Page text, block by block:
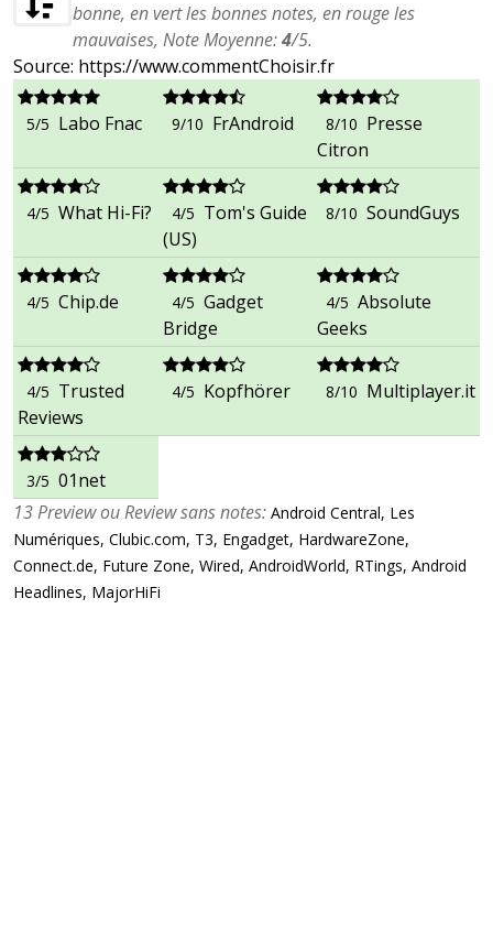
bonne, en vert les bonnes notes, en rouge les
mauvaises, Note Moyenne:4/5.
Source: https://www.commentChoisir.fr
5/5 Labo Fnac 9/10 FrAndroid 8/10 Presse
Citron
4/5 What Hi-Fi? 4/5 Tom's Guide
(US)
8/10 SoundGuys
4/5 Chip.de 4/5 Gadget
Bridge
4/5 Absolute
Geeks
4/5 Trusted
Reviews
4/5 Kopfhörer 8/10 Multiplayer.it
3/5 01net
13 Preview ou Review sans notes: Android Central, Les
Numériques, Clubic.com, T3, Engadget, HardwareZone,
Connect.de, Future Zone, Wired, AndroidWorld, RTings, Android
Headlines, MajorHiFi